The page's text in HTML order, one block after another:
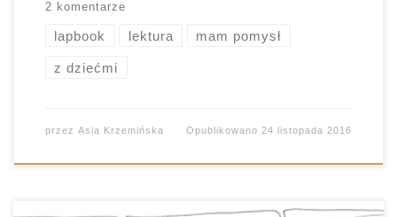
2 komentarze
lapbook lektura mam pomysł
z dziećmi
przez Asia Krzemińska Opublikowano 24 listopada 2016